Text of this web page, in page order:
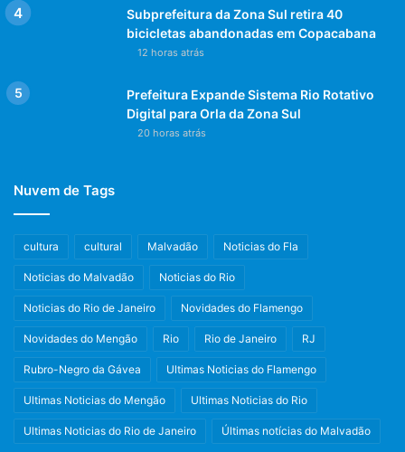
Subprefeitura da Zona Sul retira 40
bicicletas abandonadas em Copacabana
12 horas atrás
Prefeitura Expande Sistema Rio Rotativo
Digital para Orla da Zona Sul
20 horas atrás
Nuvem de Tags
cultura cultural Malvadão Noticias do Fla
Noticias do Malvadão Noticias do Rio
Noticias do Rio de Janeiro Novidades do Flamengo
Novidades do Mengão Rio Rio de Janeiro RJ
Rubro-Negro da Gávea Ultimas Noticias do Flamengo
Ultimas Noticias do Mengão Ultimas Noticias do Rio
Ultimas Noticias do Rio de Janeiro Últimas notícias do Malvadão